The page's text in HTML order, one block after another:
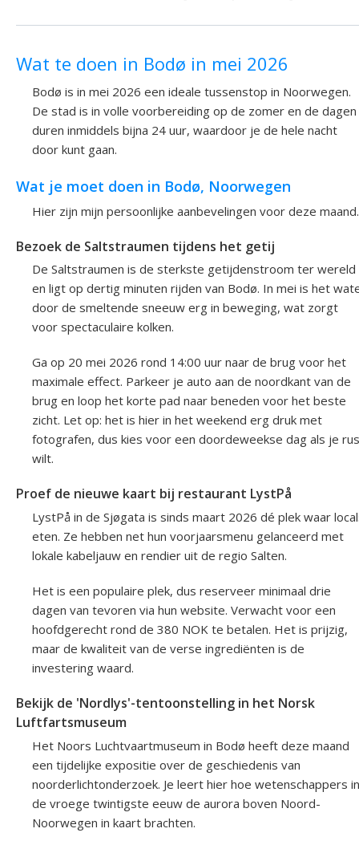
Wat te doen in Bodø in mei 2026
Bodø is in mei 2026 een ideale tussenstop in Noorwegen.
De stad is in volle voorbereiding op de zomer en de dagen
duren inmiddels bijna 24 uur, waardoor je de hele nacht
door kunt gaan.
Wat je moet doen in Bodø, Noorwegen
Hier zijn mijn persoonlijke aanbevelingen voor deze maand.
Bezoek de Saltstraumen tijdens het getij
De Saltstraumen is de sterkste getijdenstroom ter wereld
en ligt op dertig minuten rijden van Bodø. In mei is het
door de smeltende sneeuw erg in beweging, wat zorgt
voor spectaculaire kolken.
Ga op 20 mei 2026 rond 14:00 uur naar de brug voor het
maximale effect. Parkeer je auto aan de noordkant van de
brug en loop het korte pad naar beneden voor het beste
zicht. Let op: het is hier in het weekend erg druk met
fotografen, dus kies voor een doordeweekse dag als je
wilt.
Proef de nieuwe kaart bij restaurant LystPå
LystPå in de Sjøgata is sinds maart 2026 dé plek waar
eten. Ze hebben net hun voorjaarsmenu gelanceerd met
lokale kabeljauw en rendier uit de regio Salten.
Het is een populaire plek, dus reserveer minimaal drie
dagen van tevoren via hun website. Verwacht voor een
hoofdgerecht rond de 380 NOK te betalen. Het is prijzig,
maar de kwaliteit van de verse ingrediënten is de
investering waard.
Bekijk de 'Nordlys'-tentoonstelling in het Norsk
Luftfartsmuseum
Het Noors Luchtvaartmuseum in Bodø heeft deze maand
een tijdelijke expositie over de geschiedenis van
noorderlichtonderzoek. Je leert hier hoe wetenschappers in
de vroege twintigste eeuw de aurora boven Noord-
Noorwegen in kaart brachten.